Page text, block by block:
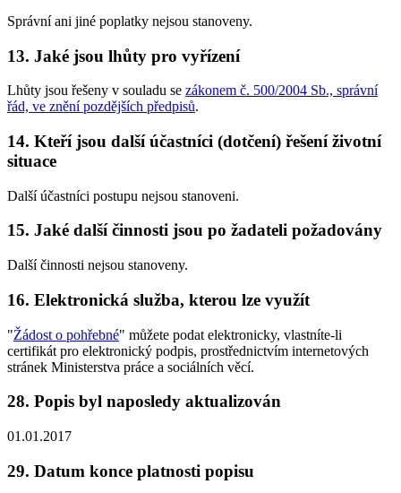
Správní ani jiné poplatky nejsou stanoveny.
13. Jaké jsou lhůty pro vyřízení
Lhůty jsou řešeny v souladu se zákonem č. 500/2004 Sb., správní
řád, ve znění pozdějších předpisů.
14. Kteří jsou další účastníci (dotčení) řešení životní
situace
Další účastníci postupu nejsou stanoveni.
15. Jaké další činnosti jsou po žadateli požadovány
Další činnosti nejsou stanoveny.
16. Elektronická služba, kterou lze využít
"Žádost o pohřebné" můžete podat elektronicky, vlastníte-li
certifikát pro elektronický podpis, prostřednictvím internetových
stránek Ministerstva práce a sociálních věcí.
28. Popis byl naposledy aktualizován
01.01.2017
29. Datum konce platnosti popisu